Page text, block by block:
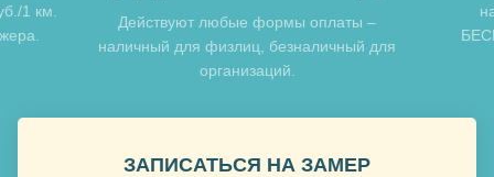
Хочу такую
1 км.
Действуют любые формы оплаты –
наличный для физлиц, безналичный для
организаций.
ЗАПИСАТЬСЯ НА ЗАМЕР